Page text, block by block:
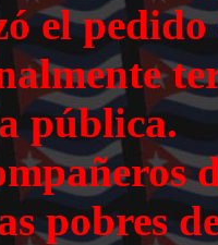
el
pública.
pobres